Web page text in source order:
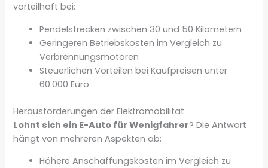
vorteilhaft bei:
Pendelstrecken zwischen 30 und 50 Kilometern
Geringeren Betriebskosten im Vergleich zu
Verbrennungsmotoren
Steuerlichen Vorteilen bei Kaufpreisen unter
60.000 Euro
Herausforderungen der Elektromobilität
Lohnt sich ein E-Auto für Wenigfahrer? Die Antwort
hängt von mehreren Aspekten ab:
Höhere Anschaffungskosten im Vergleich zu